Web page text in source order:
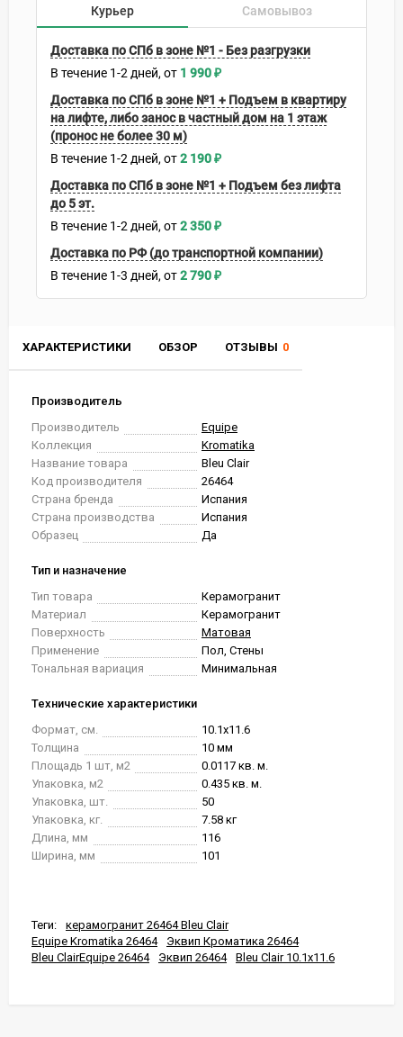
ХАРАКТЕРИСТИКИ ОБЗОР ОТЗЫВЫ 0
Производитель
Производитель
Equipe
Коллекция
Kromatika
Название товара
Bleu Сlair
Код производителя
26464
Страна бренда
Испания
Страна производства
Испания
Образец
Да
Тип и назначение
Тип товара
Керамогранит
Материал
Керамогранит
Поверхность
Матовая
Применение
Пол, Стены
Тональная вариация
Минимальная
Технические характеристики
Формат, см.
10.1x11.6
Толщина
10 мм
Площадь 1 шт, м2
0.0117 кв. м.
Упаковка, м2
0.435 кв. м.
Упаковка, шт.
50
Упаковка, кг.
7.58 кг
Длина, мм
116
Ширина, мм
101
Теги:
керамогранит 26464 Bleu Сlair
Equipe Kromatika 26464
Эквип Кроматика 26464
Bleu СlairEquipe 26464
Эквип 26464 Bleu Сlair 10.1x11.6
Курьер Самовывоз
Доставка по СПб в зоне №1 - Без разгрузки
В течение 1-2 дней 1 990₽
Доставка по СПб в зоне №1 + Подъем в квартиру
на лифте, либо занос в частный дом на 1 этаж
(пронос не более 30 м)
В течение 1-2 дней 2 190₽
Доставка по СПб в зоне №1 + Подъем без лифта
до 5 эт.
В течение 1-2 дней 2 350₽
Доставка по РФ (до транспортной компании)
В течение 1-3 дней 2 790₽